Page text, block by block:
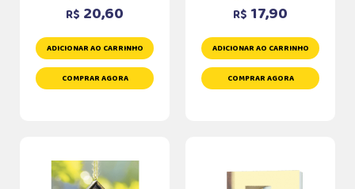
R$ 20,60
ADICIONAR AO CARRINHO
COMPRAR AGORA
R$ 17,90
ADICIONAR AO CARRINHO
COMPRAR AGORA